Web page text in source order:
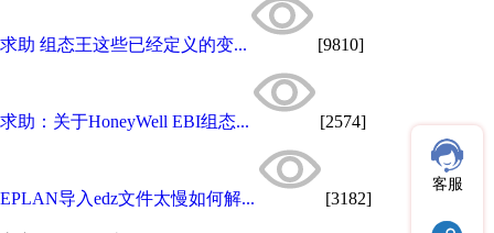
求助 组态王这些已经定义的变... [9810]
求助：关于HoneyWell EBI组态... [2574]
EPLAN导入edz文件太慢如何解... [3182]
客服